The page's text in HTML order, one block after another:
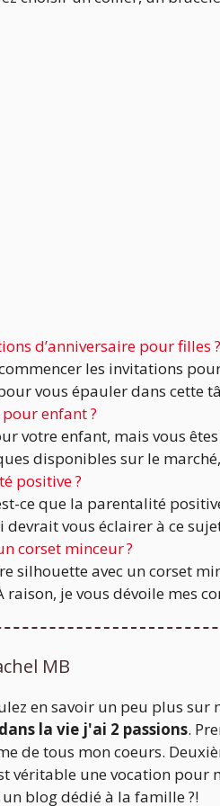
d’anniversaire pour filles ?
les invitations
vous épauler dans cette
enfant ?
votre enfant, mais vous
disponibles sur le
positive ?
ce que la parentalité
vous éclairer à ce
corset minceur ?
silhouette avec un corset
je vous dévoile mes
MB
en savoir un peu plus
dans la vie j'ai 2 passions.
de tous mon coeurs.
véritable une vocation pour
blog dédié à la famille ?!